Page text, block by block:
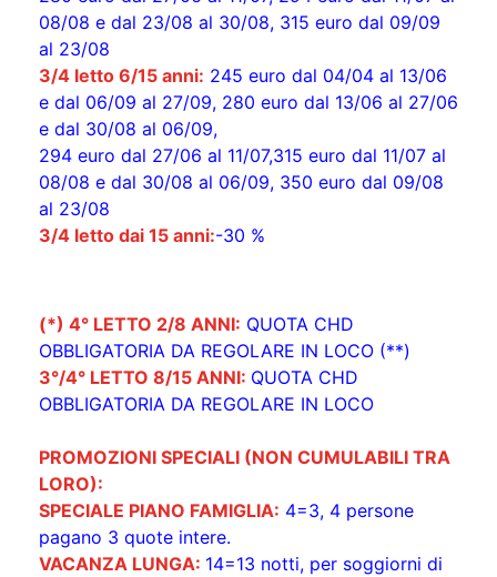
08/08 e dal 23/08 al 30/08, 315 euro dal 09/09
al 23/08
3/4 letto 6/15 anni: 245 euro dal 04/04 al 13/06
e dal 06/09 al 27/09, 280 euro dal 13/06 al 27/06
e dal 30/08 al 06/09,
294 euro dal 27/06 al 11/07,315 euro dal 11/07 al
08/08 e dal 30/08 al 06/09, 350 euro dal 09/08
al 23/08
3/4 letto dai 15 anni:-30 %
(*) 4° LETTO 2/8 ANNI: QUOTA CHD
OBBLIGATORIA DA REGOLARE IN LOCO (**)
3°/4° LETTO 8/15 ANNI: QUOTA CHD
OBBLIGATORIA DA REGOLARE IN LOCO
PROMOZIONI SPECIALI (NON CUMULABILI TRA
LORO):
SPECIALE PIANO FAMIGLIA: 4=3, 4 persone
pagano 3 quote intere.
VACANZA LUNGA: 14=13 notti, per soggiorni di